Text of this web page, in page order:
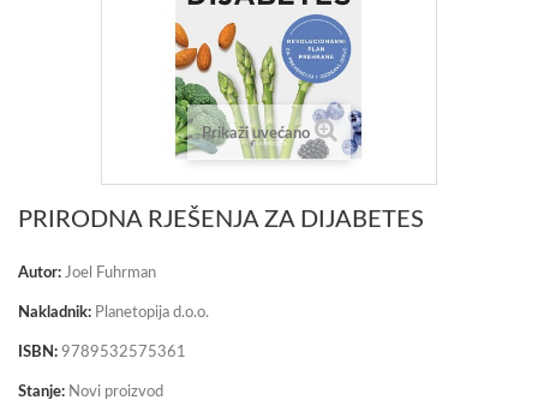
Prikaži uvećano
PRIRODNA RJEŠENJA ZA DIJABETES
Autor: Joel Fuhrman
Nakladnik: Planetopija d.o.o.
ISBN: 9789532575361
Stanje: Novi proizvod